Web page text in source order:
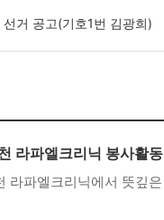
거 공고(기호1번 김광희)
라파엘크리닉 봉사활동